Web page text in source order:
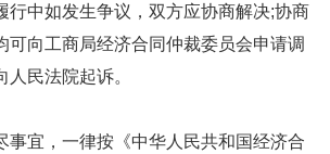
行中如发生争议，双方应协商解决;协商
可向工商局经济合同仲裁委员会申请调
民法院起诉。
事宜，一律按《中华人民共和国经济合